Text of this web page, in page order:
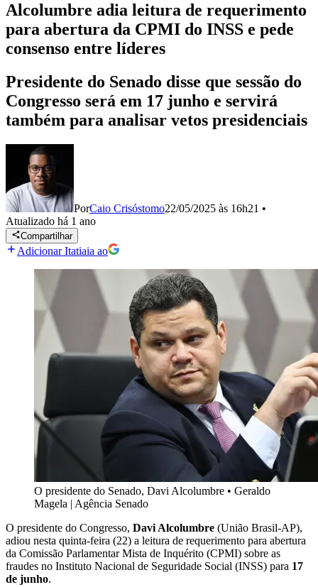
Alcolumbre adia leitura de requerimento
para abertura da CPMI do INSS e pede
consenso entre líderes
Presidente do Senado disse que sessão do
Congresso será em 17 junho e servirá
também para analisar vetos presidenciais
PorCaio Crisóstomo22/05/2025 às 16h21 •
Atualizado há 1 ano
Compartilhar
Adicionar Itatiaia ao
O presidente do Senado, Davi Alcolumbre • Geraldo
Magela | Agência Senado
O presidente do Congresso, Davi Alcolumbre (União Brasil-AP),
adiou nesta quinta-feira (22) a leitura de requerimento para abertura
da Comissão Parlamentar Mista de Inquérito (CPMI) sobre as
fraudes no Instituto Nacional de Seguridade Social (INSS) para 17
de junho.